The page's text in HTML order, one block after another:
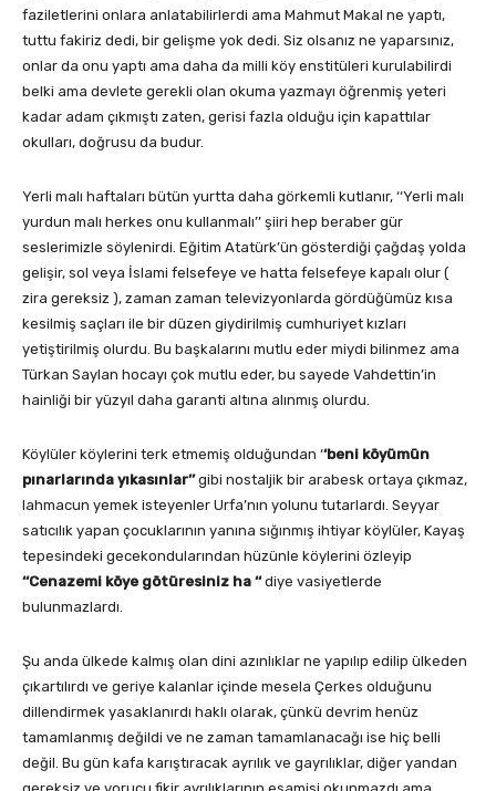
faziletlerini onlara anlatabilirlerdi ama Mahmut Makal ne yaptı,
tuttu fakiriz dedi, bir gelişme yok dedi. Siz olsanız ne yaparsınız,
onlar da onu yaptı ama daha da milli köy enstitüleri kurulabilirdi
belki ama devlete gerekli olan okuma yazmayı öğrenmiş yeteri
kadar adam çıkmıştı zaten, gerisi fazla olduğu için kapattılar
okulları, doğrusu da budur.
Yerli malı haftaları bütün yurtta daha görkemli kutlanır, ‘‘Yerli malı
yurdun malı herkes onu kullanmalı’’ şiiri hep beraber gür
seslerimizle söylenirdi. Eğitim Atatürk’ün gösterdiği çağdaş yolda
gelişir, sol veya İslami felsefeye ve hatta felsefeye kapalı olur (
zira gereksiz ), zaman zaman televizyonlarda gördüğümüz kısa
kesilmiş saçları ile bir düzen giydirilmiş cumhuriyet kızları
yetiştirilmiş olurdu. Bu başkalarını mutlu eder miydi bilinmez ama
Türkan Saylan hocayı çok mutlu eder, bu sayede Vahdettin’in
hainliği bir yüzyıl daha garanti altına alınmış olurdu.
Köylüler köylerini terk etmemiş olduğundan ‘‘beni köyümün
pınarlarında yıkasınlar’’gibi nostaljik bir arabesk ortaya çıkmaz,
lahmacun yemek isteyenler Urfa’nın yolunu tutarlardı. Seyyar
satıcılık yapan çocuklarının yanına sığınmış ihtiyar köylüler, Kayaş
tepesindeki gecekondularından hüzünle köylerini özleyip
‘‘Cenazemi köye götüresiniz ha ‘‘diye vasiyetlerde
bulunmazlardı.
Şu anda ülkede kalmış olan dini azınlıklar ne yapılıp edilip ülkeden
çıkartılırdı ve geriye kalanlar içinde mesela Çerkes olduğunu
dillendirmek yasaklanırdı haklı olarak, çünkü devrim henüz
tamamlanmış değildi ve ne zaman tamamlanacağı ise hiç belli
değil. Bu gün kafa karıştıracak ayrılık ve gayrılıklar, diğer yandan